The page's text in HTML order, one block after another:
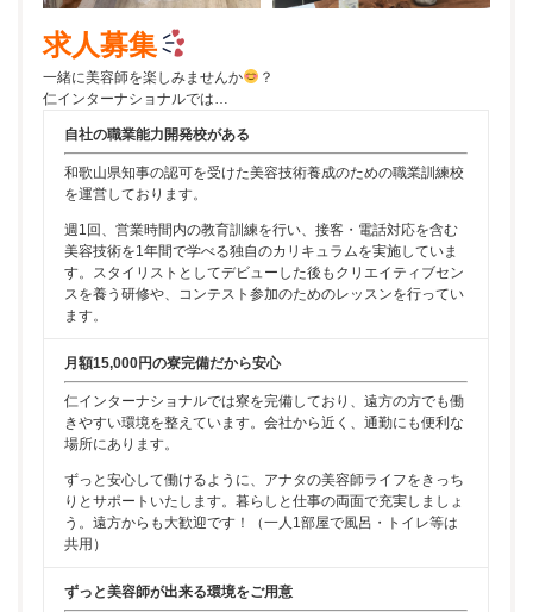
求人募集
一緒に美容師を楽しみませんか
？
仁インターナショナルでは…
自社の職業能力開発校がある
和歌山県知事の認可を受けた美容技術養成のための職業訓練校
を運営しております。
週1回、営業時間内の教育訓練を行い、接客・電話対応を含む
美容技術を1年間で学べる独自のカリキュラムを実施していま
す。スタイリストとしてデビューした後もクリエイティブセン
スを養う研修や、コンテスト参加のためのレッスンを行ってい
ます。
月額15,000円の寮完備だから安心
仁インターナショナルでは寮を完備しており、遠方の方でも働
きやすい環境を整えています。会社から近く、通勤にも便利な
場所にあります。
ずっと安心して働けるように、アナタの美容師ライフをきっち
りとサポートいたします。暮らしと仕事の両面で充実しましょ
う。遠方からも大歓迎です！（一人1部屋で風呂・トイレ等は
共用）
ずっと美容師が出来る環境をご用意